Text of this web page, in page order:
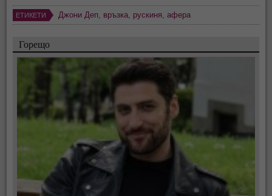
ЕТИКЕТИ Джони Деп връзка рускиня ,афера
Горещо